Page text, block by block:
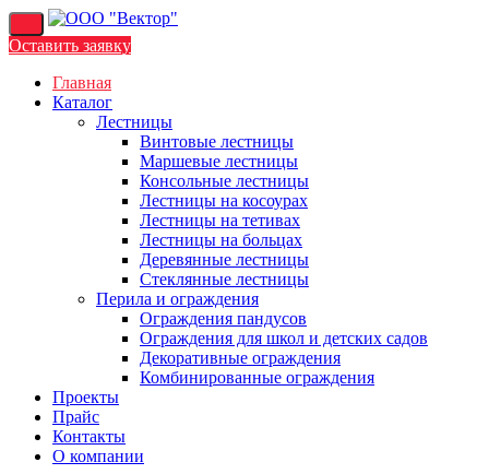
Перейти
к
содержимому
Оставить заявку
Главная
Каталог
Лестницы
Винтовые лестницы
Маршевые лестницы
Консольные лестницы
Лестницы на косоурах
Лестницы на тетивах
Лестницы на больцах
Деревянные лестницы
Стеклянные лестницы
Перила и ограждения
Ограждения пандусов
Ограждения для школ и детских садов
Декоративные ограждения
Комбинированные ограждения
Проекты
Прайс
Контакты
О компании